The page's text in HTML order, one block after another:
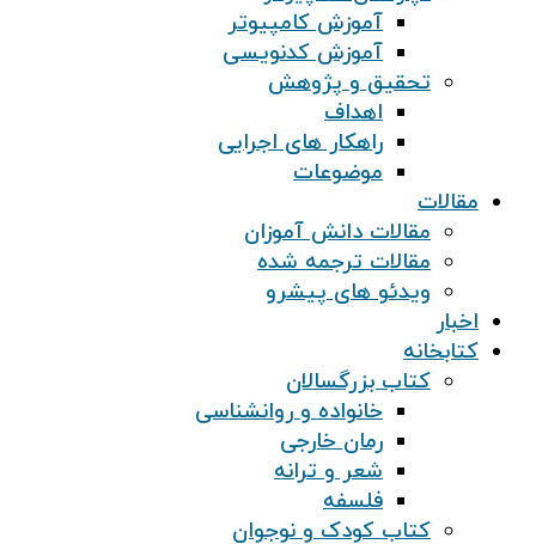
آموزش کامپیوتر
آموزش کدنویسی
تحقیق و پژوهش
اهداف
راهکار های اجرایی
موضوعات
مقالات
مقالات دانش آموزان
مقالات ترجمه شده
ویدئو های پیشرو
اخبار
کتابخانه
کتاب بزرگسالان
خانواده و روانشناسی
رمان خارجی
شعر و ترانه
فلسفه
کتاب کودک و نوجوان